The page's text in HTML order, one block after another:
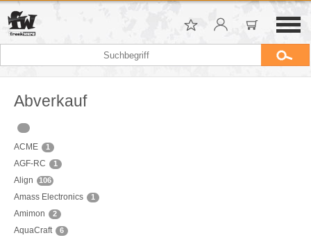
Abverkauf
ACME 1
AGF-RC 1
Align 106
Amass Electronics 1
Amimon 2
AquaCraft 6